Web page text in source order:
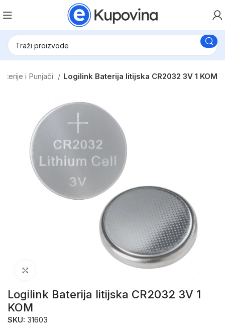
i Punjači Logilink Baterija litijska CR2032 3V 1 KOM
Logilink Baterija litijska CR2032 3V 1
KOM
SKU: 31603